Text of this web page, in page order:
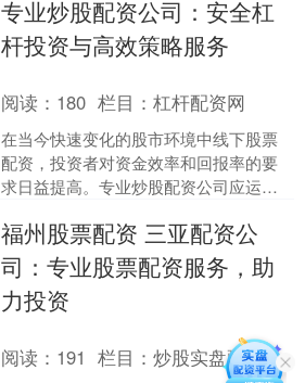
助您在控制风险的同时，最....
专业炒股配资公司：安全杠
杆投资与高效策略服务
阅读： 180 栏目：杠杆配资网
在当今快速变化的股市环境中线下股票
配资，投资者对资金效率和回报率的要
求日益提高。专业炒股配资公司应运而
策略服务，成为连接市场机....
福州股票配资 三亚配资公
司：专业股票配资服务，助
力投资
阅读： 191 栏目：炒股实盘配资